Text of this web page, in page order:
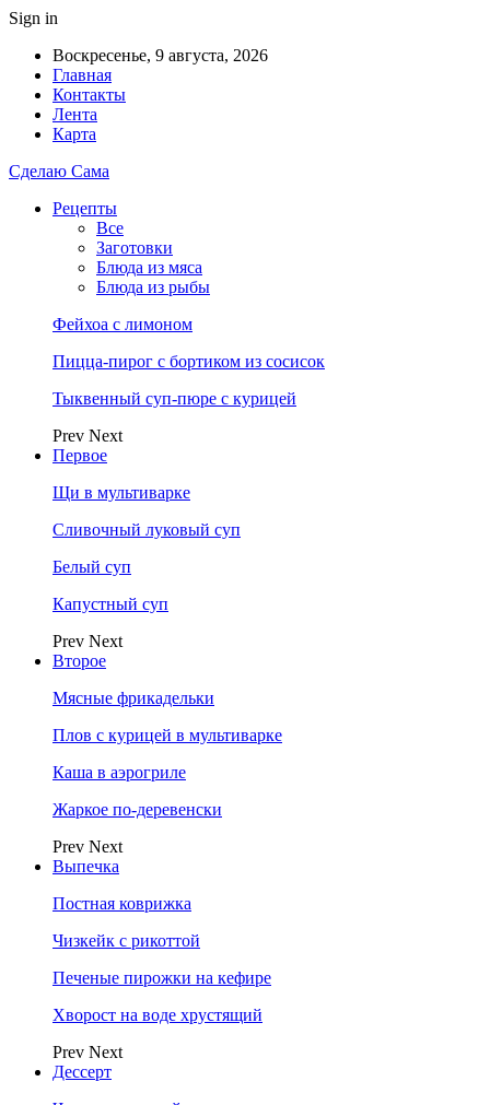
Sign in
Воскресенье, 9 августа, 2026
Главная
Контакты
Лента
Карта
Сделаю Сама
Рецепты
Все
Заготовки
Блюда из мяса
Блюда из рыбы
Фейхоа с лимоном
Пицца-пирог с бортиком из сосисок
Тыквенный суп-пюре с курицей
Prev Next
Первое
Щи в мультиварке
Сливочный луковый суп
Белый суп
Капустный суп
Prev Next
Второе
Мясные фрикадельки
Плов с курицей в мультиварке
Каша в аэрогриле
Жаркое по-деревенски
Prev Next
Выпечка
Постная коврижка
Чизкейк с рикоттой
Печеные пирожки на кефире
Хворост на воде хрустящий
Prev Next
Дессерт